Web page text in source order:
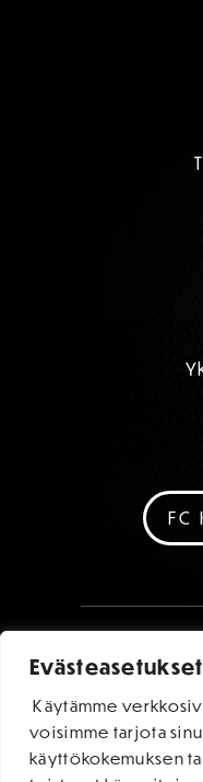
Evästeasetukset
Käytämme
voisimme tarjota
käyttökokemuksen
FC